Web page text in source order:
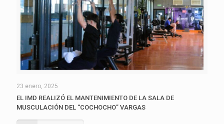
23 enero, 2025
EL IMD REALIZÓ EL MANTENIMIENTO DE LA SALA DE
MUSCULACIÓN DEL “COCHOCHO” VARGAS